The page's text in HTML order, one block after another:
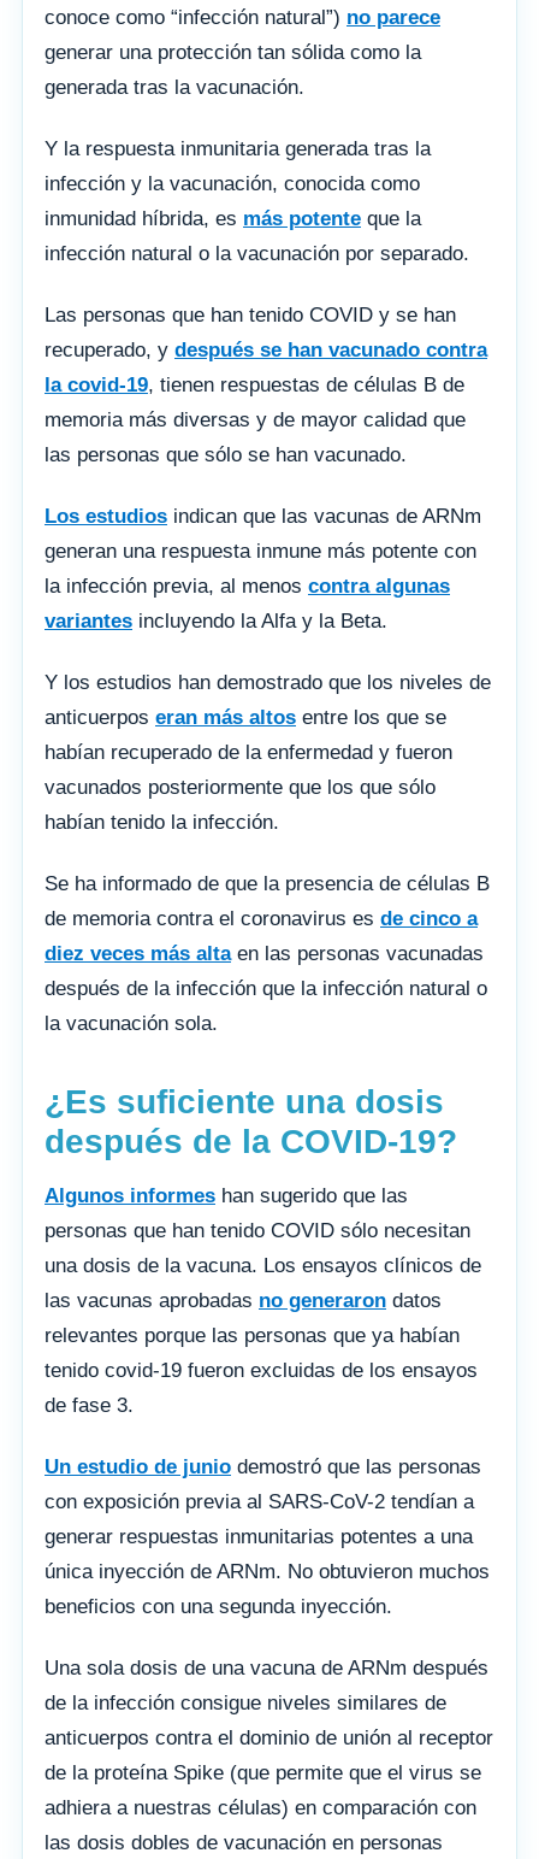
conoce como “infección natural”) no parece
generar una protección tan sólida como la
generada tras la vacunación.
Y la respuesta inmunitaria generada tras la
infección y la vacunación, conocida como
inmunidad híbrida, es más potente que la
infección natural o la vacunación por separado.
Las personas que han tenido COVID y se han
recuperado, y después se han vacunado contra
la covid-19, tienen respuestas de células B de
memoria más diversas y de mayor calidad que
las personas que sólo se han vacunado.
Los estudios indican que las vacunas de ARNm
generan una respuesta inmune más potente con
la infección previa, al menos contra algunas
variantes incluyendo la Alfa y la Beta.
Y los estudios han demostrado que los niveles de
anticuerpos eran más altos entre los que se
habían recuperado de la enfermedad y fueron
vacunados posteriormente que los que sólo
habían tenido la infección.
Se ha informado de que la presencia de células B
de memoria contra el coronavirus es de cinco a
diez veces más altaen las personas vacunadas
después de la infección que la infección natural o
la vacunación sola.
¿Es suficiente una dosis
después de la COVID-19?
Algunos informes han sugerido que las
personas que han tenido COVID sólo necesitan
una dosis de la vacuna. Los ensayos clínicos de
las vacunas aprobadas no generaron datos
relevantes porque las personas que ya habían
tenido covid-19 fueron excluidas de los ensayos
de fase 3.
Un estudio de junio demostró que las personas
con exposición previa al SARS-CoV-2 tendían a
generar respuestas inmunitarias potentes a una
única inyección de ARNm. No obtuvieron muchos
beneficios con una segunda inyección.
Una sola dosis de una vacuna de ARNm después
de la infección consigue niveles similares de
anticuerpos contra el dominio de unión al receptor
de la proteína Spike (que permite que el virus se
adhiera a nuestras células) en comparación con
las dosis dobles de vacunación en personas